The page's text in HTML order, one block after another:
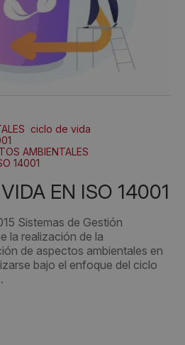
ciclo de vida
AMBIENTALES
14001
VIDA EN ISO 14001
Sistemas de Gestión
la realización de la
de aspectos ambientales en
bajo el enfoque del ciclo